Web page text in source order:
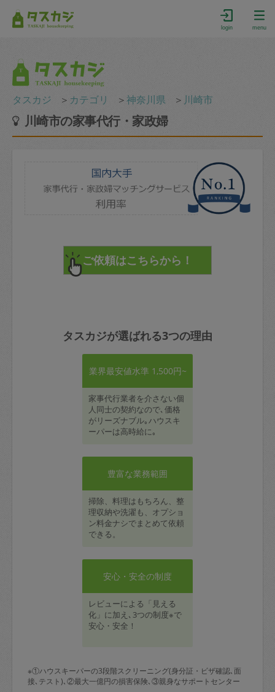
login menu
タスカジ ＞ カテゴリ ＞神奈川県 ＞ 川崎市
川崎市の家事代行・家政婦
タスカジが選ばれる3つの理由
業界最安値水準 1,500円~
家事代行業者を介さない個
人同士の契約なので､価格
がリーズナブル｡ハウスキ
ーパーは高時給に｡
豊富な業務範囲
掃除、料理はもちろん、整
理収納や洗濯も、オプショ
ン料金ナシでまとめて依頼
できる。
安心・安全の制度
レビューによる「見える
化」に加え､3つの制度※で
安心・安全！
※①ハウスキーパーの3段階スクリーニング(身分証・ビザ確認､面
接､テスト)､②最大一億円の損害保険､③親身なサポートセンター